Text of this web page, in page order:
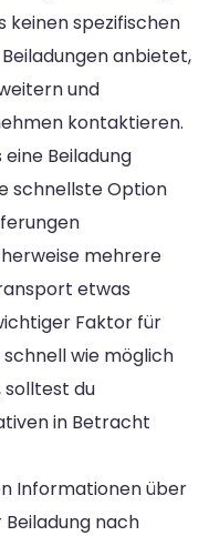
keinen spezifischen
anbietet,
und
kontaktieren.
Beiladung
schnellste Option
mehrere
etwas
Faktor für
schnell wie möglich
du
in Betracht
Informationen über
nach